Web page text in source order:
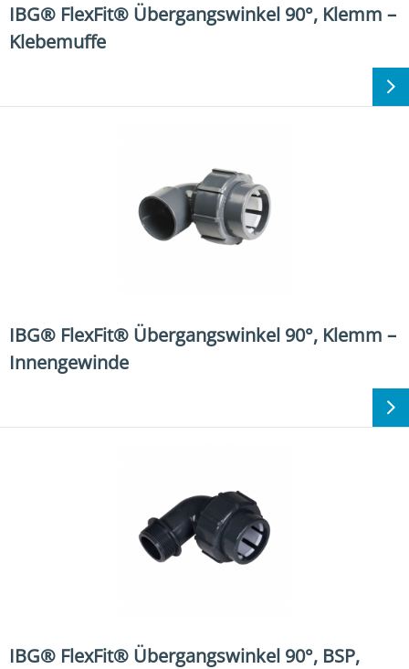
IBG® FlexFit® Übergangswinkel 90°, Klemm –
Klebemuffe
IBG® FlexFit® Übergangswinkel 90°, Klemm –
Innengewinde
IBG® FlexFit® Übergangswinkel 90°, BSP,